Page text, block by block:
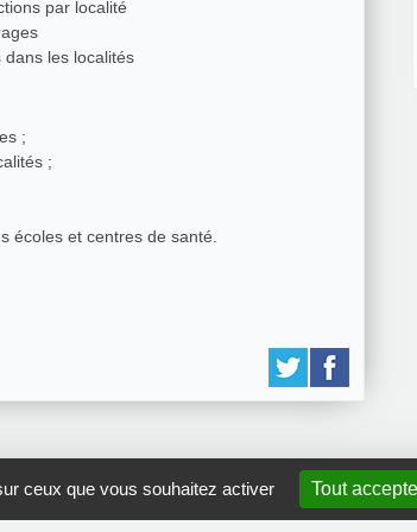
ceux que vous souhaitez activer Tout
par localité
dans les localités
;
;
écoles et centres de santé.
GRDR Copyright 2010 | |Plan du site|